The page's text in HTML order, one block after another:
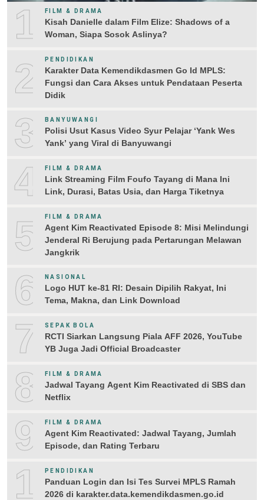
1 FILM & DRAMA
Kisah Danielle dalam Film Elize: Shadows of a
Woman, Siapa Sosok Aslinya?
2 PENDIDIKAN
Karakter Data Kemendikdasmen Go Id MPLS:
Fungsi dan Cara Akses untuk Pendataan Peserta
Didik
3 BANYUWANGI
Polisi Usut Kasus Video Syur Pelajar ‘Yank Wes
Yank’ yang Viral di Banyuwangi
4 FILM & DRAMA
Link Streaming Film Foufo Tayang di Mana Ini
Link, Durasi, Batas Usia, dan Harga Tiketnya
5 FILM & DRAMA
Agent Kim Reactivated Episode 8: Misi Melindungi
Jenderal Ri Berujung pada Pertarungan Melawan
Jangkrik
6 NASIONAL
Logo HUT ke-81 RI: Desain Dipilih Rakyat, Ini
Tema, Makna, dan Link Download
7 SEPAK BOLA
RCTI Siarkan Langsung Piala AFF 2026, YouTube
YB Juga Jadi Official Broadcaster
8 FILM & DRAMA
Jadwal Tayang Agent Kim Reactivated di SBS dan
Netflix
9 FILM & DRAMA
Agent Kim Reactivated: Jadwal Tayang, Jumlah
Episode, dan Rating Terbaru
10PENDIDIKAN
Panduan Login dan Isi Tes Survei MPLS Ramah
2026 di karakter.data.kemendikdasmen.go.id